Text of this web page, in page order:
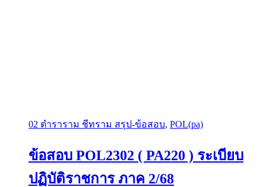
02 ตำราราม ชีทราม สรุป-ข้อสอบ, POL(pa)
ข้อสอบ POL2302 ( PA220 ) ระเบียบ
ปฏิบัติราชการ ภาค 2/68